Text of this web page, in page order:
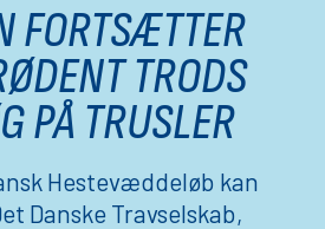
FORTSÆTTER
TRODS
PÅ TRUSLER
Hestevæddeløb kan
Danske Travselskab,